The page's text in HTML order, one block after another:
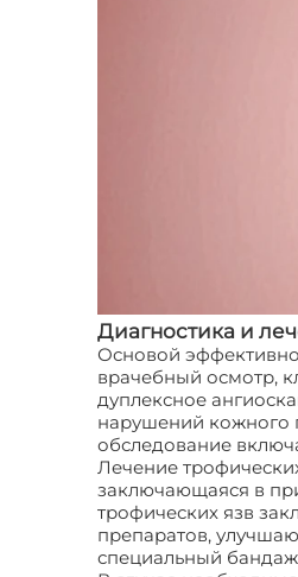
Диагностика и
Основой
врачебный осмотр,
дуплексное
нарушений кожного
обследование
Лечение
заключающаяся в
трофических язв
препаратов,
специальный